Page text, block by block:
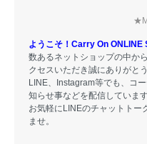
ようこそ！Carry On ONLINE
数あるネットショップの中か
クセスいただき誠にありがと
LINE、Instagram等でも、コ
知らせ事などを配信していま
お気軽にLINEのチャットトー
ませ。